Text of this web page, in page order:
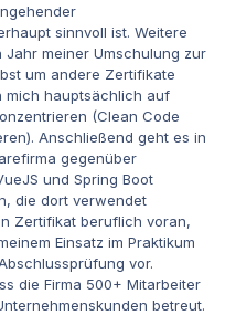
sinnvoll ist. Weitere
meiner Umschulung zur
um andere Zertifikate
mich hauptsächlich auf
(Clean Code
Anschließend geht es in
gegenüber
und Spring Boot
die dort verwendet
Zertifikat beruflich voran,
Einsatz im Praktikum
vor.
die Firma 500+ Mitarbeiter
betreut.